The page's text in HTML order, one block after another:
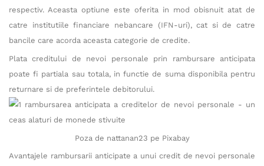
respectiv. Aceasta optiune este oferita in mod obisnuit atat de
catre institutiile financiare nebancare (IFN-uri), cat si de catre
bancile care acorda aceasta categorie de credite.
Plata creditului de nevoi personale prin rambursare anticipata
poate fi partiala sau totala, in functie de suma disponibila pentru
returnare si de preferintele debitorului.
Poza de nattanan23 pe Pixabay
Avantajele rambursarii anticipate a unui credit de nevoi personale